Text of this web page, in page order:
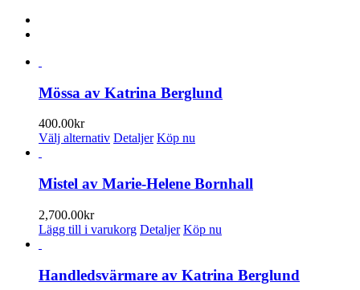
Mössa av Katrina Berglund
400.00kr
Välj alternativ Den
har
flera
De
olika
kan
väljas
Detaljer Köp nu
Mistel av Marie-Helene Bornhall
2,700.00kr
Lägg till i varukorg Detaljer Köp nu
Handledsvärmare av Katrina Berglund